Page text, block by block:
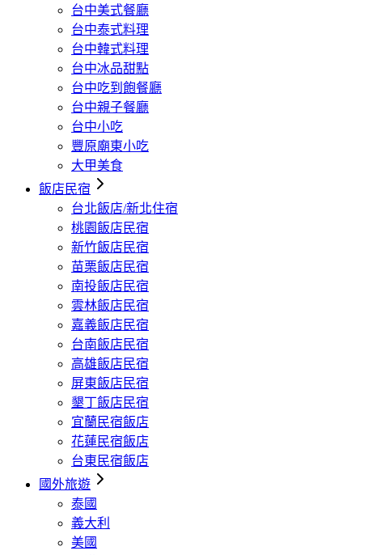
台中美式餐廳
台中泰式料理
台中韓式料理
台中冰品甜點
台中吃到飽餐廳
台中親子餐廳
台中小吃
豐原廟東小吃
大甲美食
飯店民宿
台北飯店/新北住宿
桃園飯店民宿
新竹飯店民宿
苗栗飯店民宿
南投飯店民宿
雲林飯店民宿
嘉義飯店民宿
台南飯店民宿
高雄飯店民宿
屏東飯店民宿
墾丁飯店民宿
宜蘭民宿飯店
花蓮民宿飯店
台東民宿飯店
國外旅遊
泰國
義大利
美國